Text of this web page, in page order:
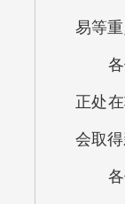
易等
各位
正处
会取
各位